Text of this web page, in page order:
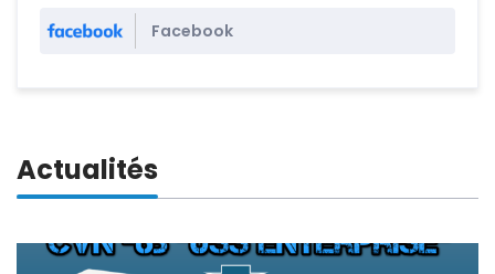
Facebook
Actualités